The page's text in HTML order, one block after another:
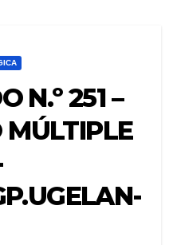
N.º 251 –
MÚLTIPLE